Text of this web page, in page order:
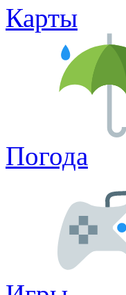
Карты
Погода